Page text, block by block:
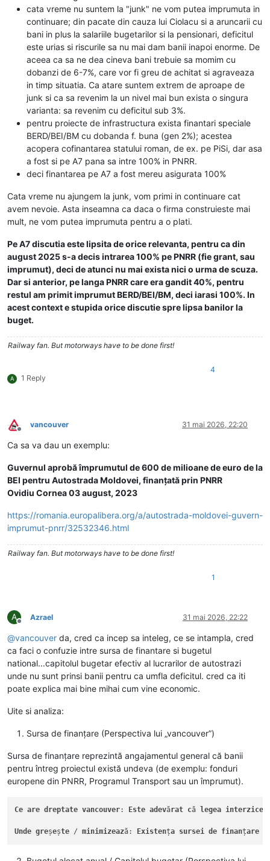
cata vreme nu suntem la "junk" ne vom putea imprumuta in
continuare; din pacate din cauza lui Ciolacu si a aruncarii cu
bani in plus la salariile bugetarilor si la pensionari, deficitul
este urias si riscurile sa nu mai dam banii inapoi enorme. De
aceea ca sa ne dea cineva bani trebuie sa momim cu
dobanzi de 6-7%, care vor fi greu de achitat si agraveaza
in timp situatia. Ca atare suntem extrem de aproape de
junk si ca sa revenim la un nivel mai bun exista o singura
varianta: sa revenim cu deficitul sub 3%.
pentru proiecte de infrastructura exista finantari speciale
BERD/BEI/BM cu dobanda f. buna (gen 2%); acestea
acopera cofinantarea statului roman, de ex. pe PiSi, dar asa
a fost si pe A7 pana sa intre 100% in PNRR.
deci finantarea pe A7 a fost mereu asigurata 100%
Cata vreme nu ajungem la junk, vom primi in continuare cat
avem nevoie. Asta inseamna ca daca o firma construieste mai
mult, ne vom putea imprumuta pentru a o plati.
Pe A7 discutia este lipsita de orice relevanta, pentru ca din
august 2025 s-a decis intrarea 100% pe PNRR (fie grant, sau
imprumut), deci de atunci nu mai exista nici o urma de scuza.
Dar si anterior, pe langa PNRR care era gandit 40%, pentru
restul am primit imprumut BERD/BEI/BM, deci iarasi 100%. In
acest context e stupida orice discutie spre lipsa banilor la
buget.
Railway fan. But motorways have to be done first!
A 1 Reply
4
Deconectat
vancouver 31 mai 2026, 22:20
Ca sa va dau un exemplu:
Guvernul aprobă împrumutul de 600 de milioane de euro de la
BEI pentru Autostrada Moldovei, finanțată prin PNRR
Ovidiu Cornea 03 august, 2023
https://romania.europalibera.org/a/autostrada-moldovei-guvern-
imprumut-pnrr/32532346.html
Railway fan. But motorways have to be done first!
1
A
Deconectat
Azrael 31 mai 2026, 22:22
@vancouver da, cred ca incep sa inteleg, ce se intampla, cred
ca faci o confuzie intre sursa de finantare si bugetul
national...capitolul bugetar efectiv al lucrarilor de autostrazi
unde nu sunt prinsi banii pentru ca umfla deficitul. cred ca iti
poate explica mai bine mihai cum vine economic.
Uite si analiza:
Sursa de finanțare (Perspectiva lui „vancouver”)
Sursa de finanțare reprezintă angajamentul general că banii
pentru întreg proiectul există undeva (de exemplu: fonduri
europene din PNRR, Programul Transport sau un împrumut).
Ce are dreptate vancouver: Este adevărat că legea interzice
Unde greșește / minimizează: Existența sursei de finanțare